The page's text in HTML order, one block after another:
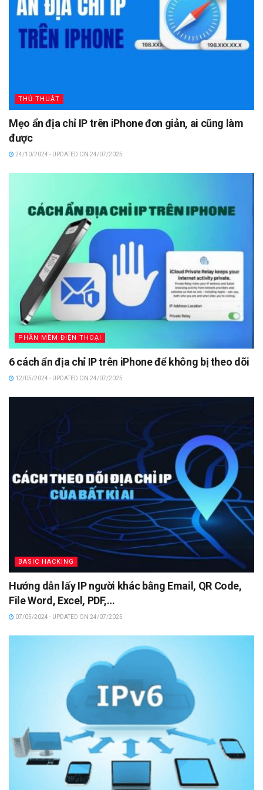
THỦ THUẬT
Mẹo ẩn địa chỉ IP trên iPhone đơn giản, ai cũng làm
được
24/10/2024 - UPDATED ON 24/07/2025
PHẦN MỀM ĐIỆN THOẠI
6 cách ẩn địa chỉ IP trên iPhone để không bị theo dõi
12/05/2024 - UPDATED ON 24/07/2025
BASIC HACKING
Hướng dẫn lấy IP người khác bằng Email, QR Code,
File Word, Excel, PDF,…
07/05/2024 - UPDATED ON 24/07/2025